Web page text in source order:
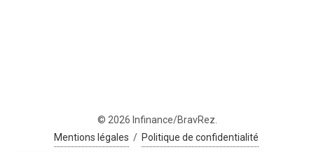
© 2026 Infinance/BravRez.
Mentions légales / Politique de confidentialité